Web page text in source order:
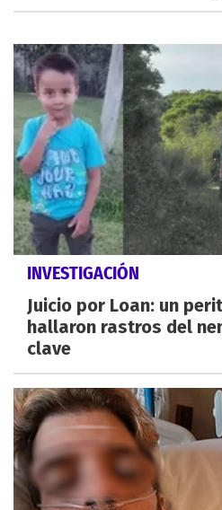
INVESTIGACIÓN
Juicio por Loan: un
hallaron rastros del
clave